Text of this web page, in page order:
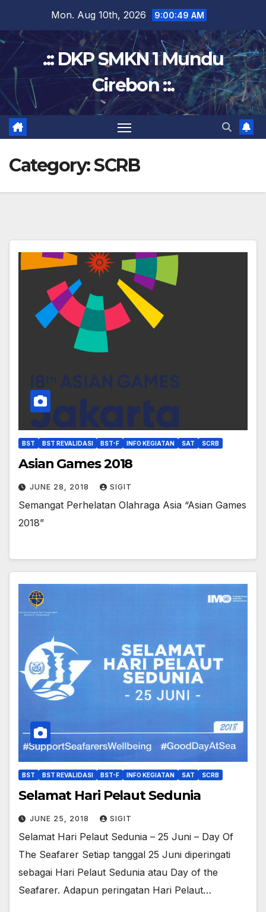
content
Mon. Aug 10th, 2026 9:00:50 AM
.:: DKP SMKN 1 Mundu
Cirebon ::.
Category:SCRB
BST BST REVALIDASI BST-F INFO KEGIATAN SAT SCRB
Asian Games 2018
JUNE 28, 2018 SIGIT
Semangat Perhelatan Olahraga Asia “Asian Games
2018”
BST BST REVALIDASI BST-F INFO KEGIATAN SAT SCRB
Selamat Hari Pelaut Sedunia
JUNE 25, 2018 SIGIT
Selamat Hari Pelaut Sedunia – 25 Juni – Day Of
The Seafarer Setiap tanggal 25 Juni diperingati
sebagai Hari Pelaut Sedunia atau Day of the
Seafarer. Adapun peringatan Hari Pelaut…